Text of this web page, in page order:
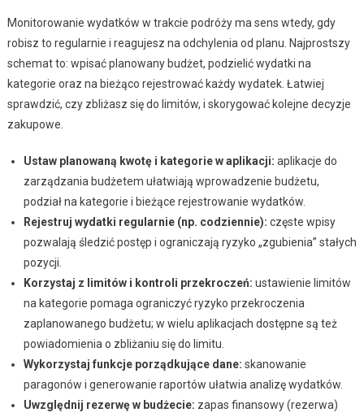
Monitorowanie wydatków w trakcie podróży ma sens wtedy, gdy
robisz to regularnie i reagujesz na odchylenia od planu. Najprostszy
schemat to: wpisać planowany budżet, podzielić wydatki na
kategorie oraz na bieżąco rejestrować każdy wydatek. Łatwiej
sprawdzić, czy zbliżasz się do limitów, i skorygować kolejne decyzje
zakupowe.
Ustaw planowaną kwotę i kategorie w aplikacji: aplikacje do
zarządzania budżetem ułatwiają wprowadzenie budżetu,
podział na kategorie i bieżące rejestrowanie wydatków.
Rejestruj wydatki regularnie (np. codziennie): częste wpisy
pozwalają śledzić postęp i ograniczają ryzyko „zgubienia” stałych
pozycji.
Korzystaj z limitów i kontroli przekroczeń: ustawienie limitów
na kategorie pomaga ograniczyć ryzyko przekroczenia
zaplanowanego budżetu; w wielu aplikacjach dostępne są też
powiadomienia o zbliżaniu się do limitu.
Wykorzystaj funkcje porządkujące dane: skanowanie
paragonów i generowanie raportów ułatwia analizę wydatków.
Uwzględnij rezerwę w budżecie: zapas finansowy (rezerwa)